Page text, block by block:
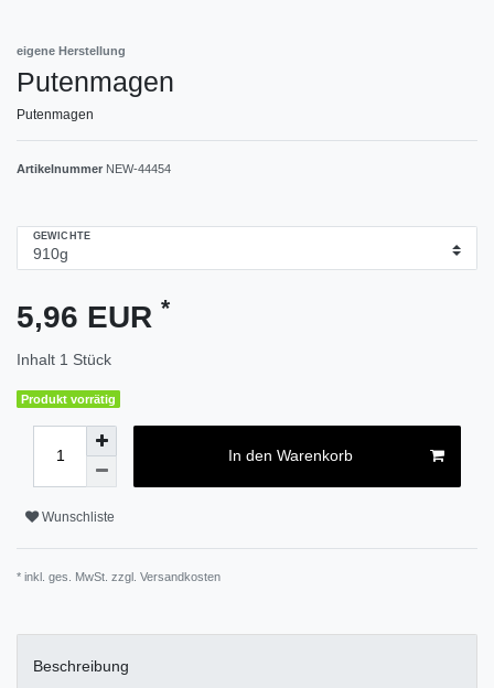
eigene Herstellung
Putenmagen
Putenmagen
Artikelnummer NEW-44454
GEWICHTE
5,96 EUR *
Inhalt 1 Stück
Produkt vorrätig
In den Warenkorb
Wunschliste
* inkl. ges. MwSt. zzgl. Versandkosten
Beschreibung